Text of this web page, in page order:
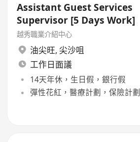
Assistant Guest Services
Supervisor [5 Days Work]
越秀職業介紹中心
油尖旺, 尖沙咀
工作日面議
14天年休，生日假，銀行假
彈性花紅，醫療計劃，保險計劃